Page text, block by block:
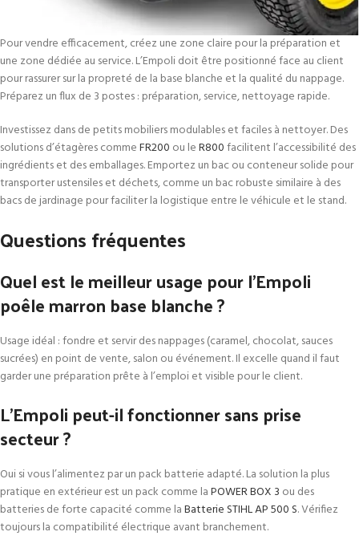
Pour vendre efficacement, créez une zone claire pour la préparation et
une zone dédiée au service. L’Empoli doit être positionné face au client
pour rassurer sur la propreté de la base blanche et la qualité du nappage.
Préparez un flux de 3 postes : préparation, service, nettoyage rapide.
Investissez dans de petits mobiliers modulables et faciles à nettoyer. Des
solutions d’étagères commeFR200 ou leR800facilitent l’accessibilité des
ingrédients et des emballages. Emportez un bac ou conteneur solide pour
transporter ustensiles et déchets, comme un bac robuste similaire à des
bacs de jardinage pour faciliter la logistique entre le véhicule et le stand.
Questions fréquentes
Quel est le meilleur usage pour l’Empoli
poêle marron base blanche ?
Usage idéal : fondre et servir des nappages (caramel, chocolat, sauces
sucrées) en point de vente, salon ou événement. Il excelle quand il faut
garder une préparation prête à l’emploi et visible pour le client.
L’Empoli peut-il fonctionner sans prise
secteur ?
Oui si vous l’alimentez par un pack batterie adapté. La solution la plus
pratique en extérieur est un pack comme laPOWER BOX 3 ou des
batteries de forte capacité comme laBatterie STIHL AP 500 S. Vérifiez
toujours la compatibilité électrique avant branchement.